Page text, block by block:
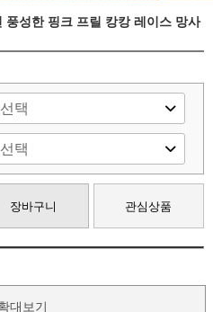
풍성한 핑크 프릴 캉캉 레이스 망사
장바구니 관심상품
대보기